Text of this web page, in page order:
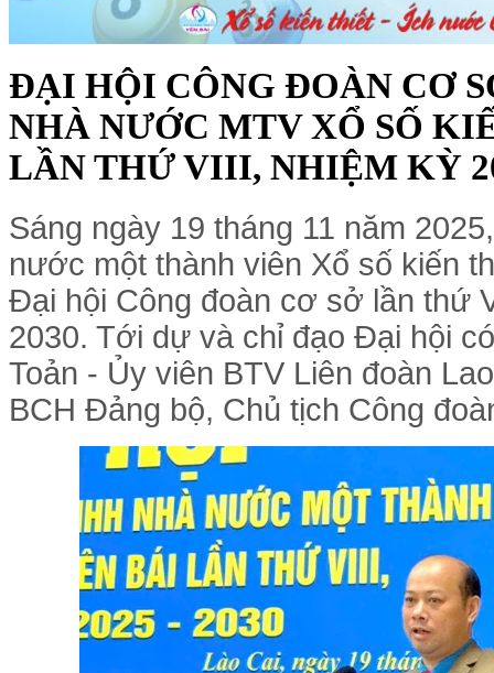
ĐẠI HỘI CÔNG ĐOÀN CƠ
NHÀ NƯỚC MTV XỔ SỐ
LẦN THỨ VIII, NHIỆM KỲ
Sáng ngày 19 tháng 11 năm
nước một thành viên Xổ số kiến
Đại hội Công đoàn cơ sở lần thứ
2030. Tới dự và chỉ đạo Đại hội
Toản - Ủy viên BTV Liên đoàn
BCH Đảng bộ, Chủ tịch Công